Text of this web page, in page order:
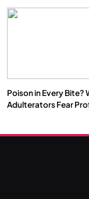
Poison in Every Bite?
Adulterators Fear